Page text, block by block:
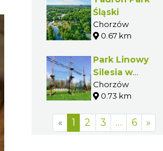
Śląski
Chorzów
0.67 km
Park Linowy
Silesia w
Chorzowie
Chorzów
0.73 km
« 1 2 3 … 6 »